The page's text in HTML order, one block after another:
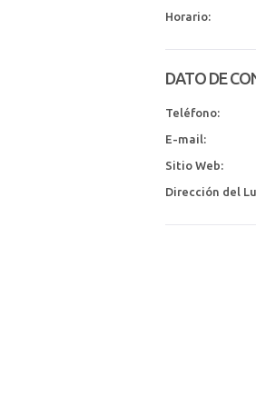
Horario:
DATO DE
Teléfono:
E-mail:
Sitio Web:
Dirección del